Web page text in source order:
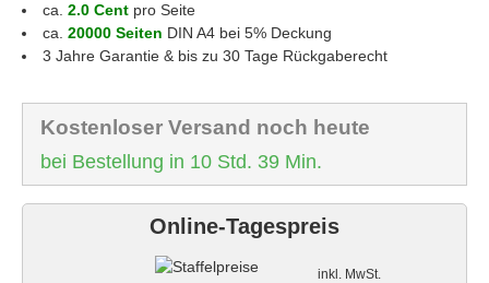
ca. 2.0 Cent pro Seite
ca. 20000 Seiten DIN A4 bei 5% Deckung
3 Jahre Garantie & bis zu 30 Tage Rückgaberecht
Kostenloser Versand noch heute
bei Bestellung in 10 Std. 39 Min.
Online-Tagespreis
Staffelpreise inkl. MwSt.